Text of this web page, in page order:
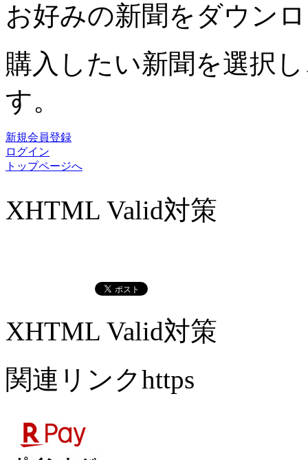
お好みの新聞をダウン
購入したい新聞を選択
す。
新規会員登録
ログイン
トップページへ
XHTML Valid対策
XHTML Valid対策
関連リンクhttps